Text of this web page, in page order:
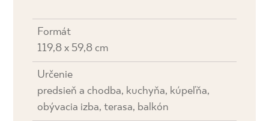
Formát
119,8 x 59,8 cm
Určenie
predsieň a chodba, kuchyňa, kúpeľňa,
obývacia izba, terasa, balkón